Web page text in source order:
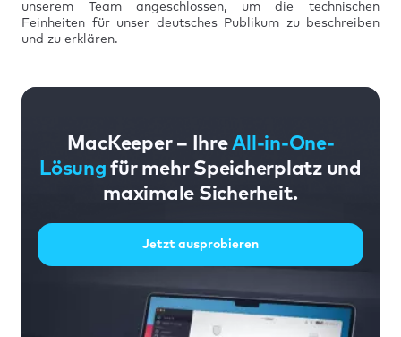
unserem Team angeschlossen, um die technischen
Feinheiten für unser deutsches Publikum zu beschreiben
und zu erklären.
MacKeeper – IhreAll-in-One-
Lösung für mehr Speicherplatz und
maximale Sicherheit.
Jetzt ausprobieren